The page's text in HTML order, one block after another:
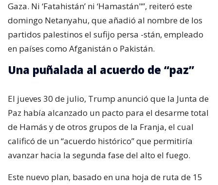
Gaza. Ni ‘Fatahistán’ ni ‘Hamastán"”, reiteró este
domingo Netanyahu, que añadió al nombre de los
partidos palestinos el sufijo persa -stán, empleado
en países como Afganistán o Pakistán.
Una puñalada al acuerdo de “paz”
El jueves 30 de julio, Trump anunció que la Junta de
Paz había alcanzado un pacto para el desarme total
de Hamás y de otros grupos de la Franja, el cual
calificó de un “acuerdo histórico” que permitiría
avanzar hacia la segunda fase del alto el fuego.
Este nuevo plan, basado en una hoja de ruta de 15